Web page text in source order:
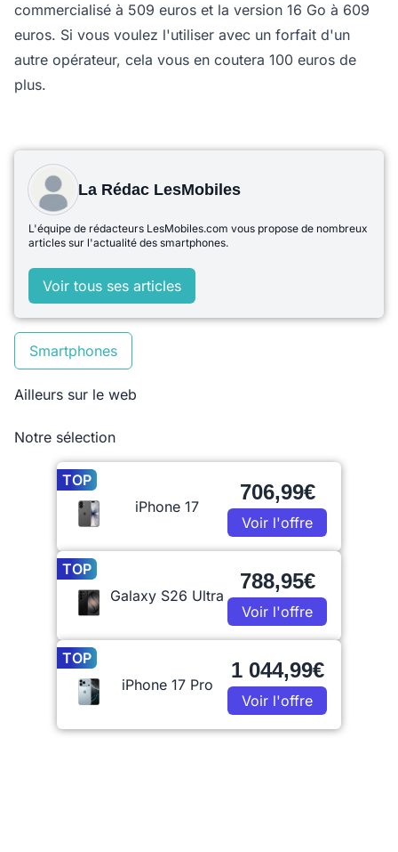
commercialisé à 509 euros et la version 16 Go à 609
euros. Si vous voulez l'utiliser avec un forfait d'un
autre opérateur, cela vous en coutera 100 euros de
plus.
La Rédac LesMobiles
L'équipe de rédacteurs LesMobiles.com vous propose de nombreux
articles sur l'actualité des smartphones.
Voir tous ses articles
Smartphones
Ailleurs sur le web
Notre sélection
TOP
iPhone 17
706,99€
Voir l'offre
TOP
Galaxy S26 Ultra
788,95€
Voir l'offre
TOP
iPhone 17 Pro
1 044,99€
Voir l'offre